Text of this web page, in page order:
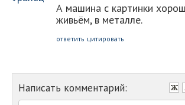
А машина с картинки
живьём, в металле.
ответить цитировать
Написать комментарий: